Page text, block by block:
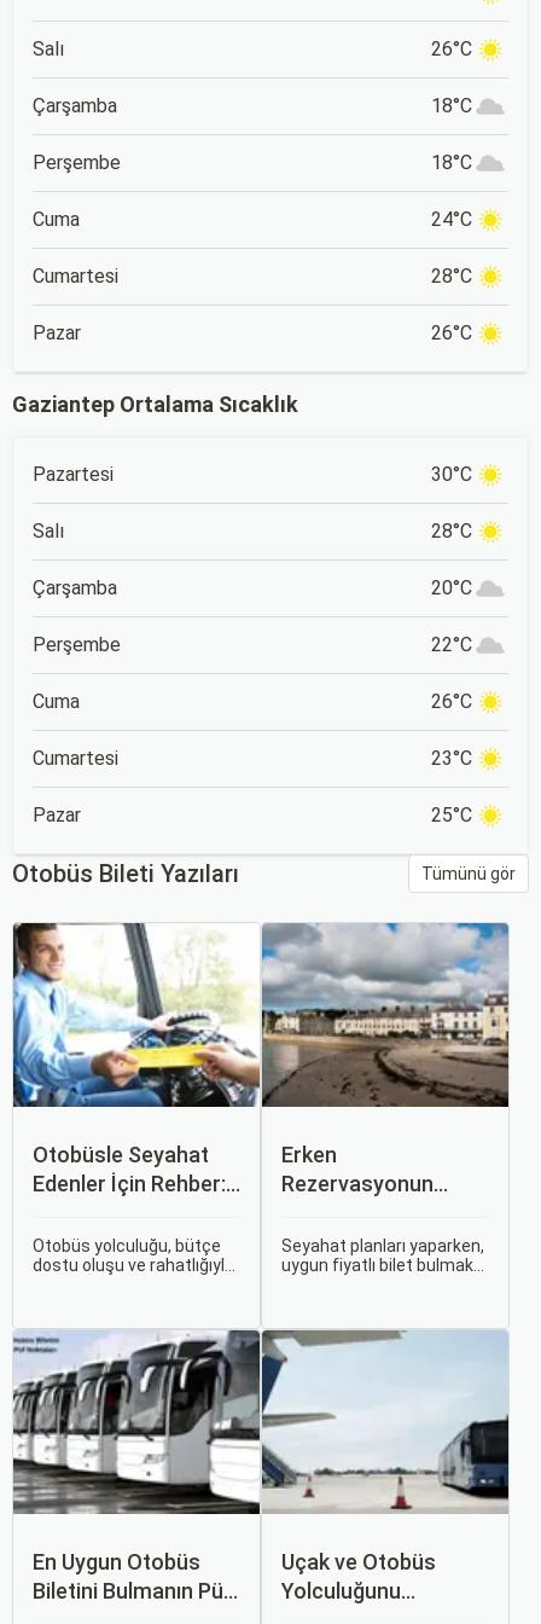
Salı 26°C
Çarşamba 18°C
Perşembe 18°C
Cuma 24°C
Cumartesi 28°C
Pazar 26°C
Gaziantep Ortalama Sıcaklık
Pazartesi 30°C
Salı 28°C
Çarşamba 20°C
Perşembe 22°C
Cuma 26°C
Cumartesi 23°C
Pazar 25°C
Otobüs Bileti Yazıları Tümünü gör
Otobüsle Seyahat
Edenler İçin Rehber:
Koltuk Seçimine
Otobüs yolculuğu, bütçe
dostu oluşu ve rahatlığıyla
keyifli ve stressiz hale
getirmek için bilinmesi
gereken pek çok püf
noktası bulunuyor.
Erken
Rezervasyonun
Otobüs Bileti Satın
Alma İpuçları
Seyahat planları yaparken,
uygun fiyatlı bilet bulmak
erken rezervasyon
yapmak, yalnızca
zamanda daha kaliteli bir
yaşamanızı sağlar.
En Uygun Otobüs
Biletini Bulmanın Püf
Uçak ve Otobüs
Yolculuğunu